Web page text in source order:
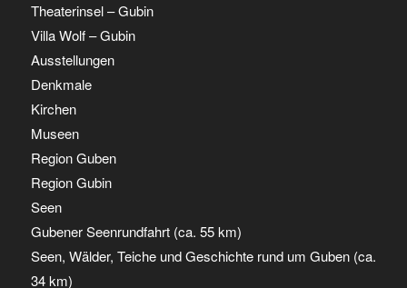
Theaterinsel – Gubin
Villa Wolf – Gubin
Ausstellungen
Denkmale
Kirchen
Museen
Region Guben
Region Gubin
Seen
Gubener Seenrundfahrt (ca. 55 km)
Seen, Wälder, Teiche und Geschichte rund um Guben (ca.
34 km)